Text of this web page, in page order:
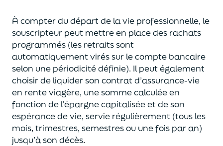
À compter du départ de la vie professionnelle, le
souscripteur peut mettre en place des rachats
programmés (les retraits sont
automatiquement virés sur le compte bancaire
selon une périodicité définie). Il peut également
choisirde liquider son contrat d’assurance-vie
en rente viagère, une somme calculée en
fonction de l’épargne capitalisée et deson
espérance de vie, servie régulièrement (tous les
mois, trimestres, semestres ou une fois par an)
jusqu’à son décès.